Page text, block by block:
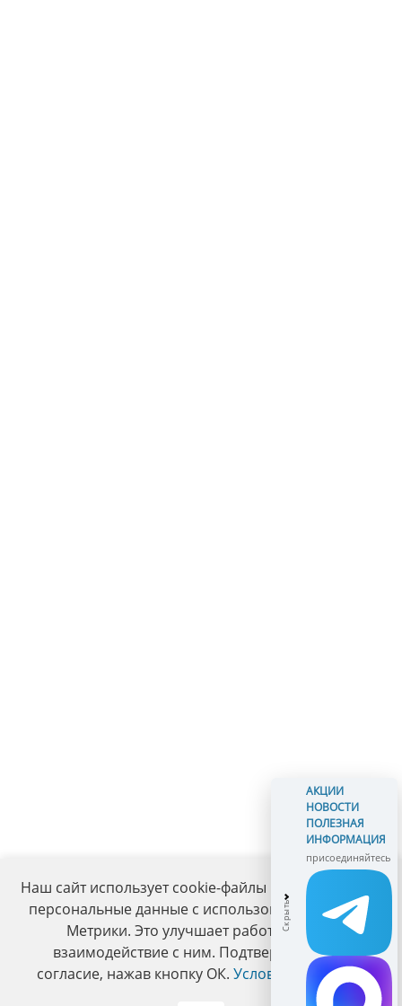
Наш сайт использует cookie-файлы и обрабатывает
персональные данные с использованием Яндекс
Метрики. Это улучшает работу сайта и
взаимодействие с ним. Подтвердите ваше
согласие, нажав кнопку ОК. Условия политики.
АКЦИИ
НОВОСТИ
ПОЛЕЗНАЯ
ИНФОРМАЦИЯ
присоединяйтесь